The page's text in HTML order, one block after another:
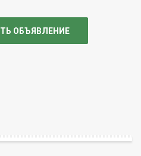
ОБЪЯВЛЕНИЕ